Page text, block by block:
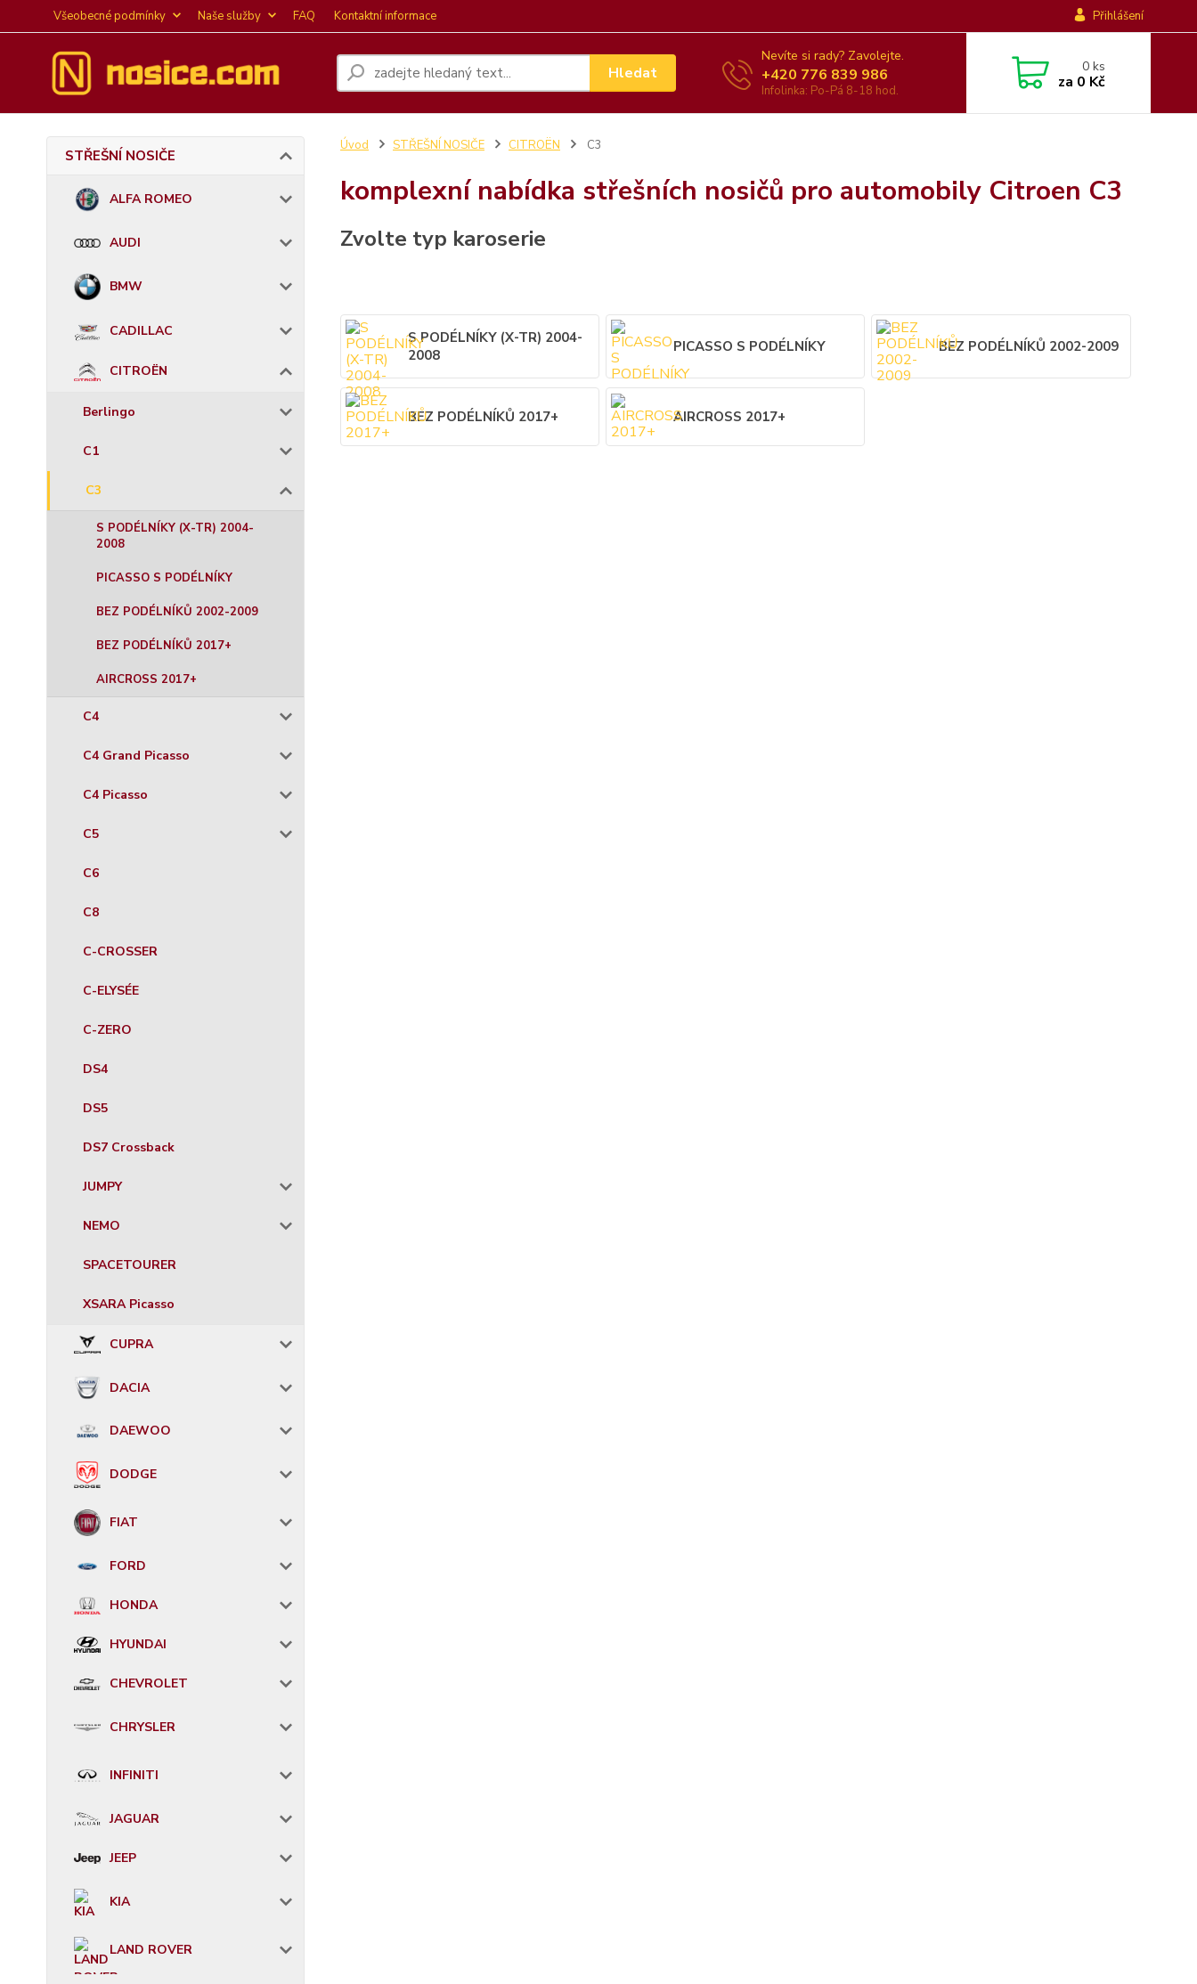
Všeobecné podmínky Naše služby FAQ Kontaktní informace Přihlášení
Hledat
Nevíte si rady? Zavolejte.
+420 776 839 986
Infolinka: Po-Pá 8-18 hod.
0ks
za 0 Kč
STŘEŠNÍ NOSIČE
ALFA ROMEO
AUDI
BMW
CADILLAC
CITROËN
Berlingo
C1
C3
S PODÉLNÍKY (X-TR) 2004-
2008
PICASSO S PODÉLNÍKY
BEZ PODÉLNÍKŮ 2002-2009
BEZ PODÉLNÍKŮ 2017+
AIRCROSS 2017+
C4
C4 Grand Picasso
C4 Picasso
C5
C6
C8
C-CROSSER
C-ELYSÉE
C-ZERO
DS4
DS5
DS7 Crossback
JUMPY
NEMO
SPACETOURER
XSARA Picasso
CUPRA
DACIA
DAEWOO
DODGE
FIAT
FORD
HONDA
HYUNDAI
CHEVROLET
CHRYSLER
INFINITI
JAGUAR
JEEP
KIA
LAND ROVER
Úvod STŘEŠNÍ NOSIČE CITROËN C3
komplexní nabídka střešních nosičů pro automobily Citroen C3
Zvolte typ karoserie
S PODÉLNÍKY (X-TR) 2004-
2008
PICASSO S PODÉLNÍKY BEZ PODÉLNÍKŮ 2002-2009
BEZ PODÉLNÍKŮ 2017+ AIRCROSS 2017+